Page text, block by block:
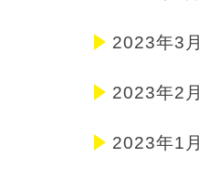
2023年3月
2023年2月
2023年1月